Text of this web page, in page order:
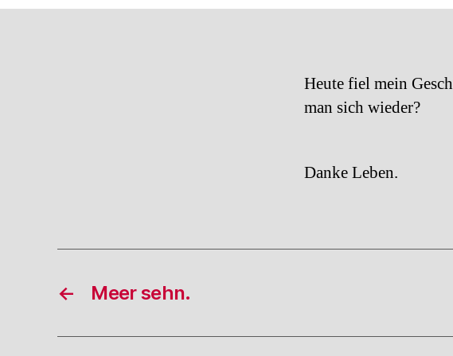
Heute fiel mein
man sich wieder?
Danke Leben.
← Meer sehn.